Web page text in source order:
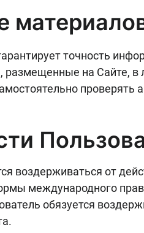
точность
на Сайте, в
проверять
воздерживаться от
международного
обязуется